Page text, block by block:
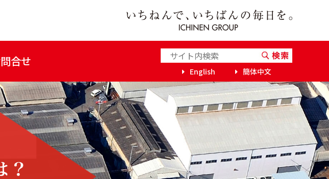
合せ
English 簡体中文